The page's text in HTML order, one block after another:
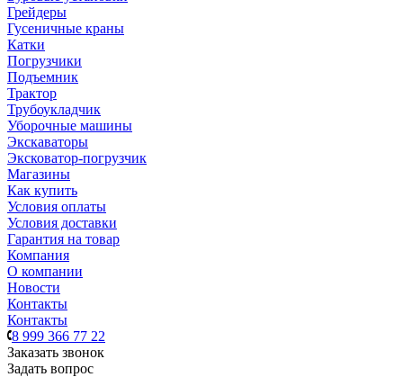
Грейдеры
Гусеничные краны
Катки
Погрузчики
Подъемник
Трактор
Трубоукладчик
Уборочные машины
Экскаваторы
Эксковатор-погрузчик
Магазины
Как купить
Условия оплаты
Условия доставки
Гарантия на товар
Компания
О компании
Новости
Контакты
Контакты
8 999 366 77 22
Заказать звонок
Задать вопрос